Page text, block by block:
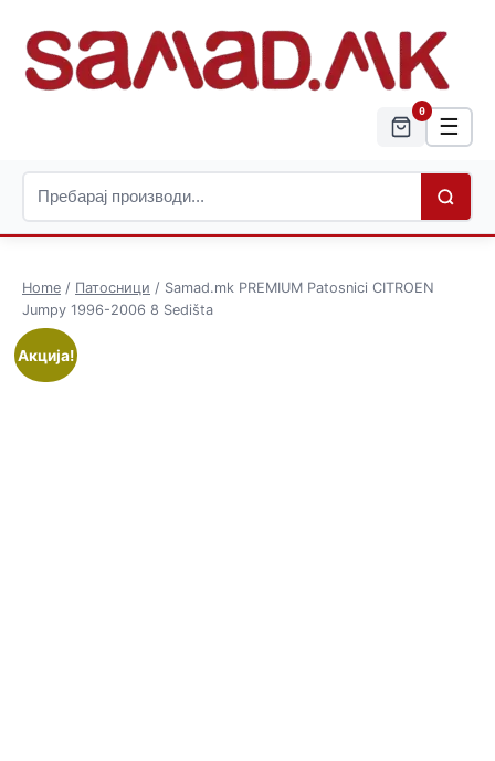
0
☰
Home / Патосници / Samad.mk PREMIUM Patosnici CITROEN
Jumpy 1996-2006 8 Sedišta
Акција!